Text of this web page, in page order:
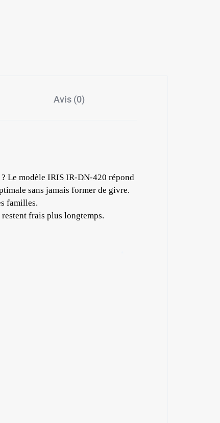
Avis (0)
Le modèle IRIS IR-DN-420 répond
sans jamais former de givre.
familles.
frais plus longtemps.